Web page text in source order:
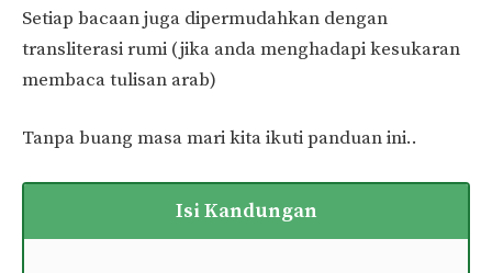
Setiap bacaan juga dipermudahkan dengan
transliterasi rumi (jika anda menghadapi kesukaran
membaca tulisan arab)
Tanpa buang masa mari kita ikuti panduan ini..
Isi Kandungan